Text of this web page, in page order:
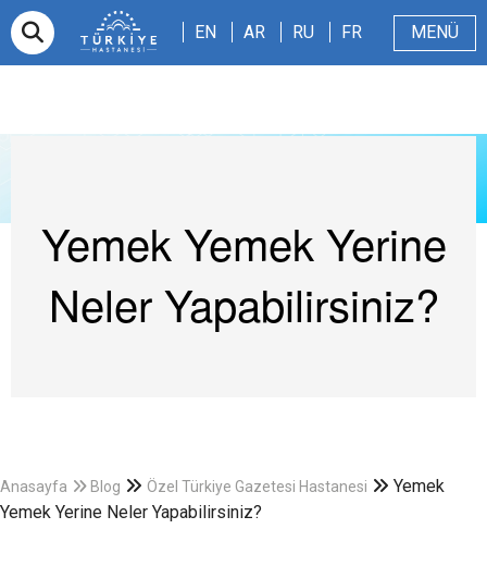
EN AR RU FR
Yemek Yemek Yerine
Neler Yapabilirsiniz?
Anasayfa Blog Özel Türkiye Gazetesi Hastanesi
Yemek
Yemek Yerine Neler Yapabilirsiniz?
EN AR RU FR MENÜ